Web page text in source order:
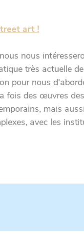
art !
nous
très actuelle
pour nous
fois des œuvres
mais
avec les